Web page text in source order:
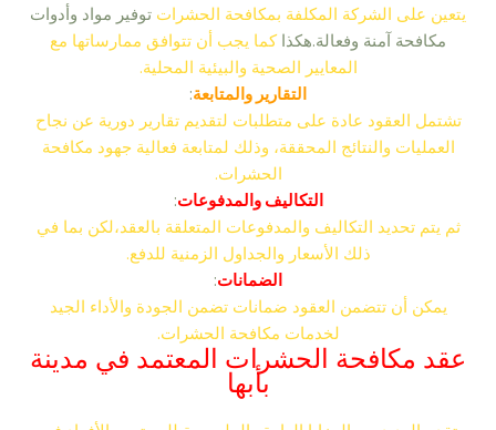
يتعين على الشركة المكلفة بمكافحة الحشرات توفير مواد وأدوات
مكافحة آمنة وفعالة.هكذاكما يجب أن تتوافق ممارساتها مع
المعايير الصحية والبيئية المحلية.
التقارير والمتابعة:
تشتمل العقود عادة على متطلبات لتقديم تقارير دورية عن نجاح
العمليات والنتائج المحققة، وذلك لمتابعة فعالية جهود مكافحة
الحشرات.
التكاليف والمدفوعات:
ثم يتم تحديد التكاليف والمدفوعات المتعلقة بالعقد،لكن بما في
ذلك الأسعار والجداول الزمنية للدفع.
الضمانات:
يمكن أن تتضمن العقود ضمانات تضمن الجودة والأداء الجيد
لخدمات مكافحة الحشرات.
عقد مكافحة الحشرات المعتمد في مدينة
بأبها